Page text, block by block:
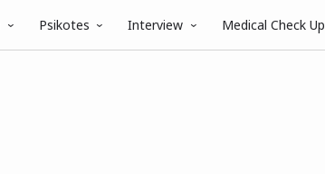
Psikotes Interview Medical Check Up